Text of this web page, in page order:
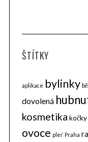
ŠTÍTKY
aplikace bylinky
dovolená
kosmetika kočky
ovoce pleť Praha